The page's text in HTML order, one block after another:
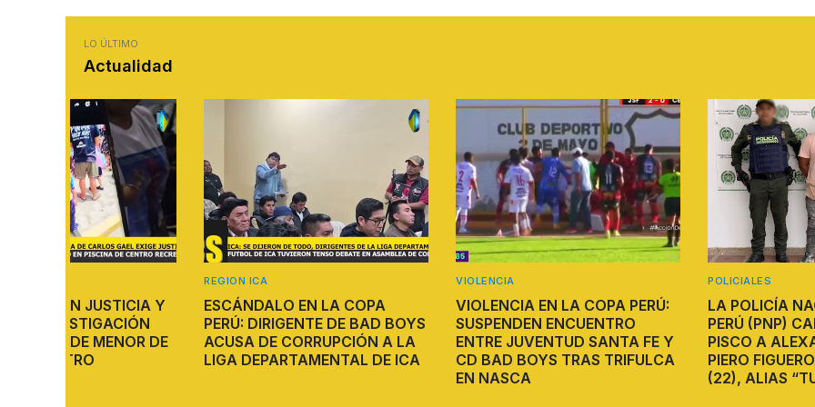
LO ÚLTIMO
Actualidad
ESCÁNDALO EN LA COPA
PERÚ: DIRIGENTE DE BAD BOYS
ACUSA DE CORRUPCIÓN A LA
LIGA DEPARTAMENTAL DE ICA
VIOLENCIA EN LA COPA PERÚ:
SUSPENDEN ENCUENTRO
ENTRE JUVENTUD SANTA FE Y
CD BAD BOYS TRAS TRIFULCA
LA POLICÍA NACIONAL DEL
PERÚ (PNP) CAPTURÓ EN
PISCO A ALEXANDER DEL
PIERO FIGUEROA MENDÍVIL
(22), ALIAS “TUNCHE”